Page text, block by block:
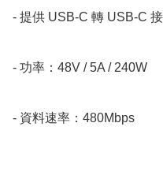
- 提供 USB-C 轉 USB-C
- 功率：48V / 5A / 240W
- 資料速率：480Mbps